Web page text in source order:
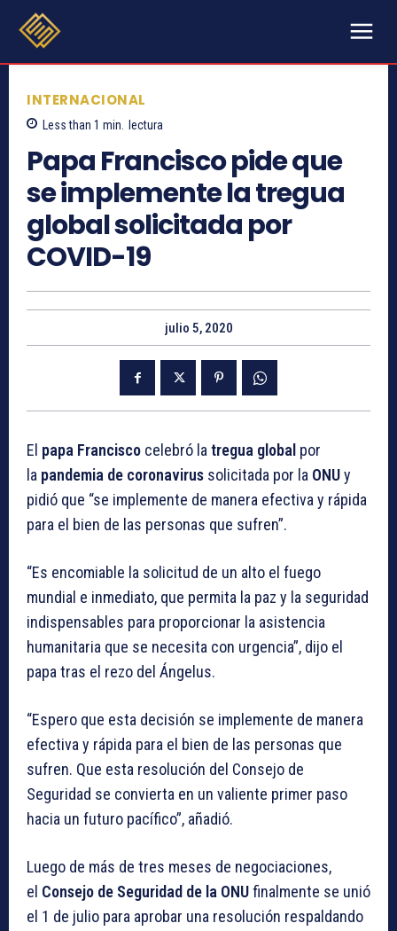
INTERNACIONAL
Less than 1 min. lectura
Papa Francisco pide que
se implemente la tregua
global solicitada por
COVID-19
julio 5, 2020
El papa Francisco celebró la tregua global por
la pandemia de coronavirus solicitada por la ONUy
pidió que “se implemente de manera efectiva y rápida
para el bien de las personas que sufren”.
“Es encomiable la solicitud de un alto el fuego
mundial e inmediato, que permita la paz y la seguridad
indispensables para proporcionar la asistencia
humanitaria que se necesita con urgencia”, dijo el
papa tras el rezo del Ángelus.
“Espero que esta decisión se implemente de manera
efectiva y rápida para el bien de las personas que
sufren. Que esta resolución del Consejo de
Seguridad se convierta en un valiente primer paso
hacia un futuro pacífico”, añadió.
Luego de más de tres meses de negociaciones,
el Consejo de Seguridad de la ONUfinalmente se unió
el 1 de julio para aprobar una resolución respaldando